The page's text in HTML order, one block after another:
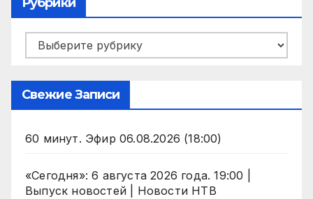
Рубрики
Рубрики
Свежие Записи
60 минут. Эфир 06.08.2026 (18:00)
«Сегодня»: 6 августа 2026 года. 19:00 |
Выпуск новостей | Новости НТВ